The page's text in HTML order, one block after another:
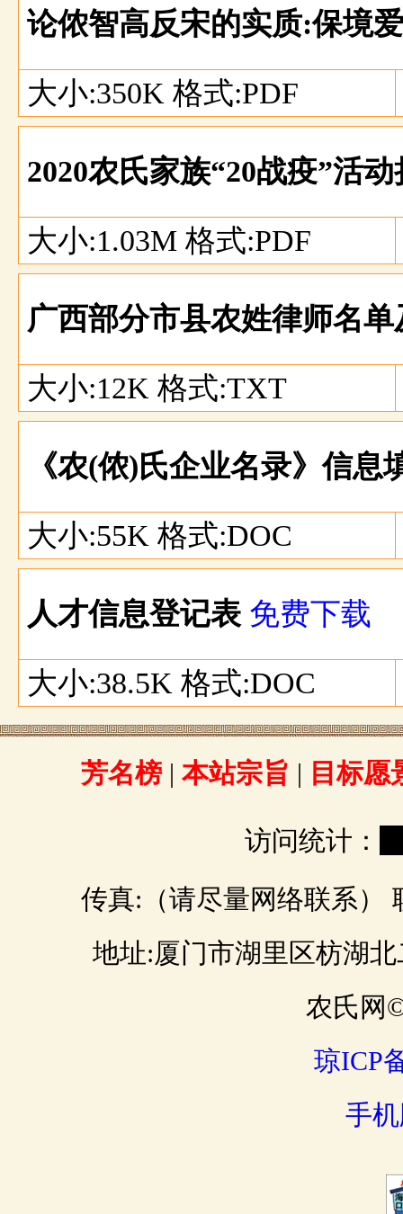
论侬智高反宋的实质:保境
大小:350K 格式:PDF
2020农氏家族“20战疫”活
大小:1.03M 格式:PDF
广西部分市县农姓律师名
大小:12K 格式:TXT
《农(侬)氏企业名录》信息
大小:55K 格式:DOC
人才信息登记表 免费下载
大小:38.5K 格式:DOC
芳名榜| 本站宗旨 | 目标愿
访问统计：
传真:（请尽量网络联系）
地址:厦门市湖里区枋湖
农氏网
琼ICP
手